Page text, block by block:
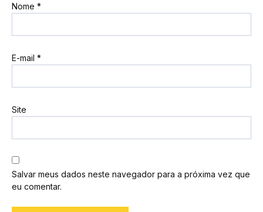
Nome *
E-mail *
Site
Salvar meus dados neste navegador para a próxima vez que
eu comentar.